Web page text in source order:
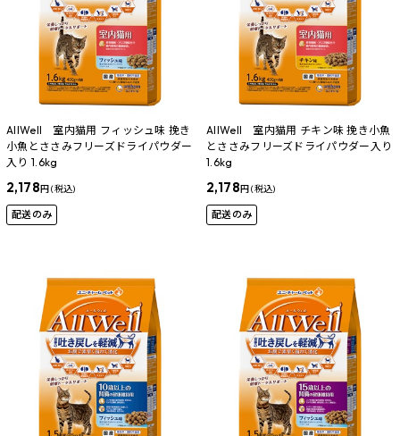
AllWell 室内猫用 フィッシュ味 挽き
小魚とささみフリーズドライパウダー
入り 1.6kg
2,178円 (税込)
配送のみ
AllWell 室内猫用 チキン味 挽き小魚
とささみフリーズドライパウダー入り
1.6kg
2,178円 (税込)
配送のみ